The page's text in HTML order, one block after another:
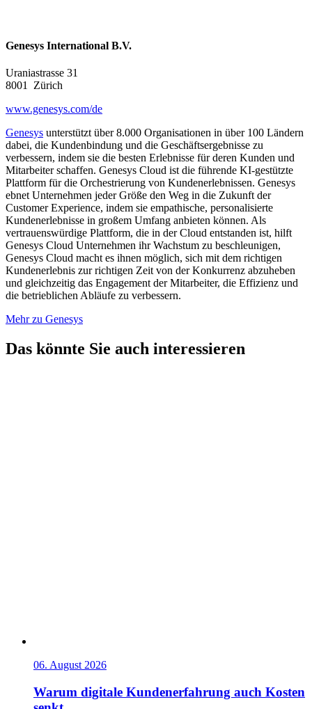
Genesys International B.V.
Uraniastrasse 31
8001
Zürich
www.genesys.com/de
Genesys unterstützt über 8.000 Organisationen in über 100 Ländern
dabei, die Kundenbindung und die Geschäftsergebnisse zu
verbessern, indem sie die besten Erlebnisse für deren Kunden und
Mitarbeiter schaffen. Genesys Cloud ist die führende KI-gestützte
Plattform für die Orchestrierung von Kundenerlebnissen. Genesys
ebnet Unternehmen jeder Größe den Weg in die Zukunft der
Customer Experience, indem sie empathische, personalisierte
Kundenerlebnisse in großem Umfang anbieten können. Als
vertrauenswürdige Plattform, die in der Cloud entstanden ist, hilft
Genesys Cloud Unternehmen ihr Wachstum zu beschleunigen,
Genesys Cloud macht es ihnen möglich, sich mit dem richtigen
Kundenerlebnis zur richtigen Zeit von der Konkurrenz abzuheben
und gleichzeitig das Engagement der Mitarbeiter, die Effizienz und
die betrieblichen Abläufe zu verbessern.
Mehr zu Genesys
Das könnte Sie auch interessieren
06. August 2026
Warum digitale Kundenerfahrung auch Kosten